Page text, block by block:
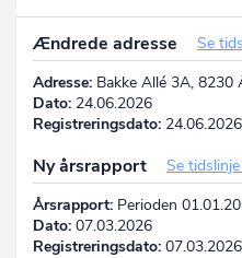
Ændrede adresse
Se
Adresse: Bakke Allé 3A, 8230
Dato: 24.06.2026
Registreringsdato: 24.06.2026
Ny årsrapport
Se
Årsrapport: Perioden
Dato: 07.03.2026
Registreringsdato: 07.03.2026